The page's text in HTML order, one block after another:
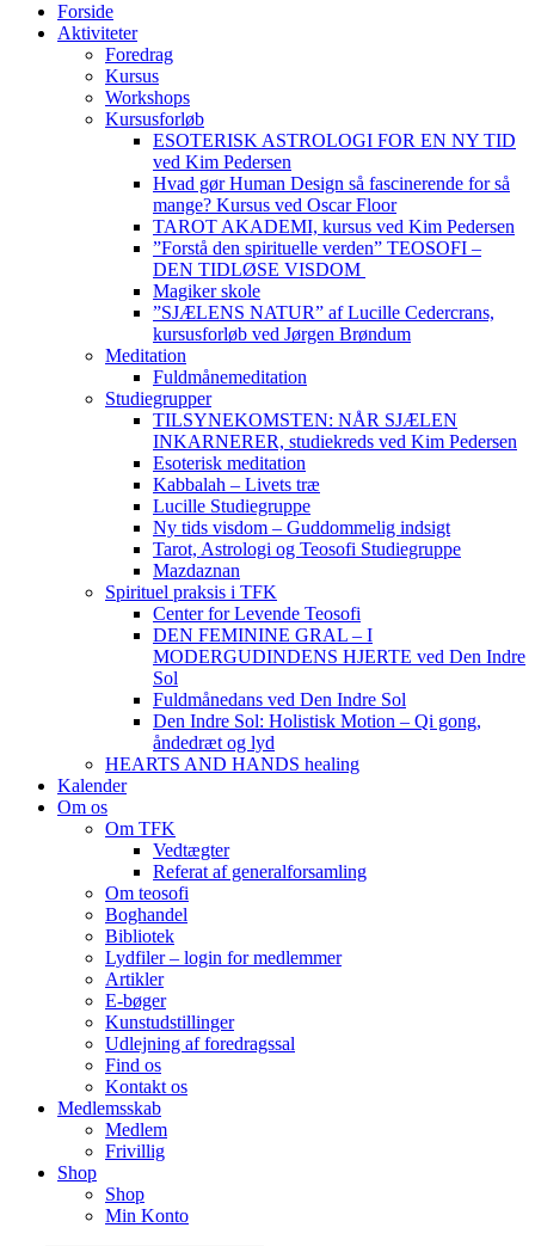
Forside
Aktiviteter
Foredrag
Kursus
Workshops
Kursusforløb
ESOTERISK ASTROLOGI FOR EN NY TID
ved Kim Pedersen
Hvad gør Human Design så fascinerende for så
mange? Kursus ved Oscar Floor
TAROT AKADEMI, kursus ved Kim Pedersen
”Forstå den spirituelle verden” TEOSOFI –
DEN TIDLØSE VISDOM
Magiker skole
”SJÆLENS NATUR” af Lucille Cedercrans,
kursusforløb ved Jørgen Brøndum
Meditation
Fuldmånemeditation
Studiegrupper
TILSYNEKOMSTEN: NÅR SJÆLEN
INKARNERER, studiekreds ved Kim Pedersen
Esoterisk meditation
Kabbalah – Livets træ
Lucille Studiegruppe
Ny tids visdom – Guddommelig indsigt
Tarot, Astrologi og Teosofi Studiegruppe
Mazdaznan
Spirituel praksis i TFK
Center for Levende Teosofi
DEN FEMININE GRAL – I
MODERGUDINDENS HJERTE ved Den Indre
Sol
Fuldmånedans ved Den Indre Sol
Den Indre Sol: Holistisk Motion – Qi gong,
åndedræt og lyd
HEARTS AND HANDS healing
Kalender
Om os
Om TFK
Vedtægter
Referat af generalforsamling
Om teosofi
Boghandel
Bibliotek
Lydfiler – login for medlemmer
Artikler
E-bøger
Kunstudstillinger
Udlejning af foredragssal
Find os
Kontakt os
Medlemsskab
Medlem
Frivillig
Shop
Shop
Min Konto